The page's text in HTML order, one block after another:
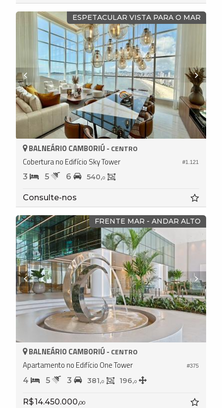
ESPETACULAR VISTA PARA O MAR
#1.121
BALNEÁRIO CAMBORIÚ - CENTRO
Cobertura no Edifício Sky Tower
3 5 6 540,0
Consulte-nos
FRENTE MAR - ANDAR ALTO
#375
BALNEÁRIO CAMBORIÚ - CENTRO
Apartamento no Edifício One Tower
4 5 3 381,0 196,0
R$ 14.450.000,00